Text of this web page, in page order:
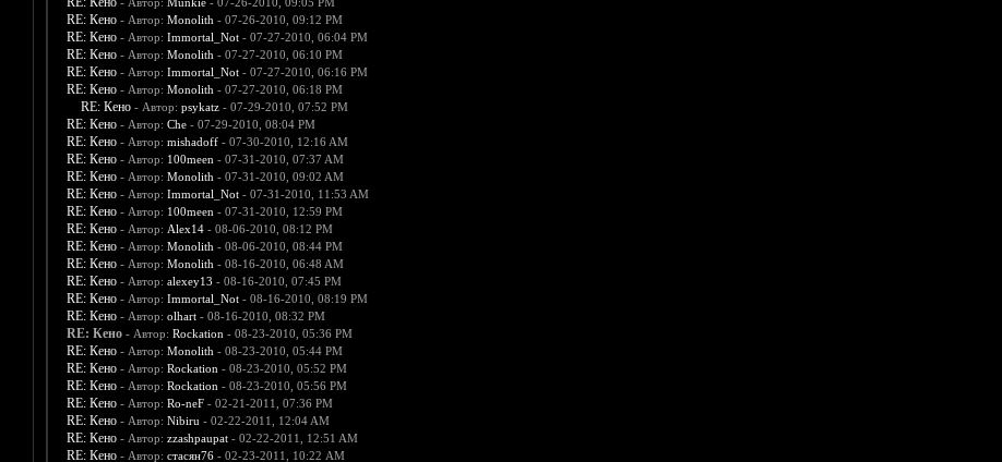
RE: Кено - Автор: Monolith - 07-26-2010, 09:12 PM
RE: Кено - Автор: Immortal_Not- 07-27-2010, 06:04 PM
RE: Кено - Автор: Monolith - 07-27-2010, 06:10 PM
RE: Кено - Автор: Immortal_Not- 07-27-2010, 06:16 PM
RE: Кено - Автор: Monolith - 07-27-2010, 06:18 PM
RE: Кено - Автор: psykatz- 07-29-2010, 07:52 PM
RE: Кено - Автор: Che- 07-29-2010, 08:04 PM
RE: Кено - Автор: mishadoff- 07-30-2010, 12:16 AM
RE: Кено - Автор: 100meen - 07-31-2010, 07:37 AM
RE: Кено - Автор: Monolith - 07-31-2010, 09:02 AM
RE: Кено - Автор: Immortal_Not- 07-31-2010, 11:53 AM
RE: Кено - Автор: 100meen - 07-31-2010, 12:59 PM
RE: Кено - Автор: Alex14- 08-06-2010, 08:12 PM
RE: Кено - Автор: Monolith - 08-06-2010, 08:44 PM
RE: Кено - Автор: Monolith - 08-16-2010, 06:48 AM
RE: Кено - Автор: alexey13 - 08-16-2010, 07:45 PM
RE: Кено - Автор: Immortal_Not- 08-16-2010, 08:19 PM
RE: Кено - Автор: olhart- 08-16-2010, 08:32 PM
RE: Кено - Автор: Rockation - 08-23-2010, 05:36 PM
RE: Кено - Автор: Monolith - 08-23-2010, 05:44 PM
RE: Кено - Автор: Rockation - 08-23-2010, 05:52 PM
RE: Кено - Автор: Rockation - 08-23-2010, 05:56 PM
RE: Кено - Автор: Ro-neF- 02-21-2011, 07:36 PM
RE: Кено - Автор: Nibiru - 02-22-2011, 12:04 AM
RE: Кено - Автор: zzashpaupat- 02-22-2011, 12:51 AM
RE: Кено - Автор: стасян76- 02-23-2011, 10:22 AM